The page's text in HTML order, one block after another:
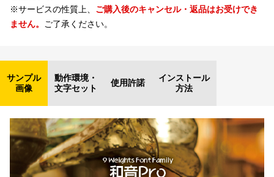
リセット
※サービスの性質上、 ご購入後のキャンセル・返品はお受けでき
ません。
ご了承ください。
サンプル
画像
動作環境・
文字セット
使用許諾
インストール
方法